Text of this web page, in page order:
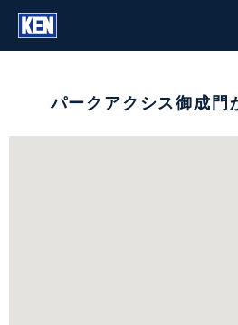
パークアクシス御成門